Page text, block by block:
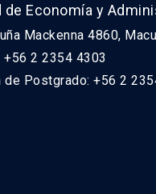
de Economía y
Mackenna 4860,
+56 2 2354 4303
de Postgrado: +56 2